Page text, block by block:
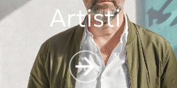
Artisti